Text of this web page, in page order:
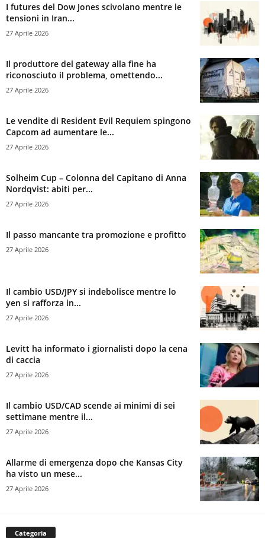
I futures del Dow Jones scivolano mentre le
tensioni in Iran...
27 Aprile 2026
Il produttore del gateway alla fine ha
riconosciuto il problema, omettendo...
27 Aprile 2026
Le vendite di Resident Evil Requiem spingono
Capcom ad aumentare le...
27 Aprile 2026
Solheim Cup – Colonna del Capitano di Anna
Nordqvist: abiti per...
27 Aprile 2026
Il passo mancante tra promozione e profitto
27 Aprile 2026
Il cambio USD/JPY si indebolisce mentre lo
yen si rafforza in...
27 Aprile 2026
Levitt ha informato i giornalisti dopo la cena
di caccia
27 Aprile 2026
Il cambio USD/CAD scende ai minimi di sei
settimane mentre il...
27 Aprile 2026
Allarme di emergenza dopo che Kansas City
ha visto un mese...
27 Aprile 2026
Categoria